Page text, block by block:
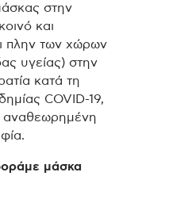
στην
και
πλην των χώρων
υγείας) στην
κατά τη
COVID-19,
αναθεωρημένη
μάσκα